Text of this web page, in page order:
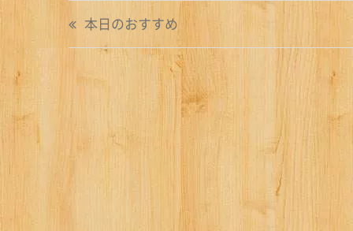
投
稿
ゲ
本日のおすすめ